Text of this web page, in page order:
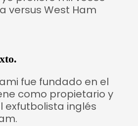
versus West Ham
fue fundado en el
como propietario y
exfutbolista inglés